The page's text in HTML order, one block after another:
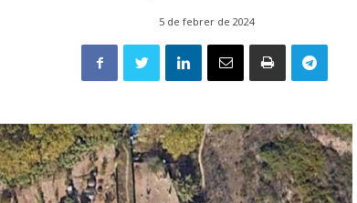
5 de febrer de 2024